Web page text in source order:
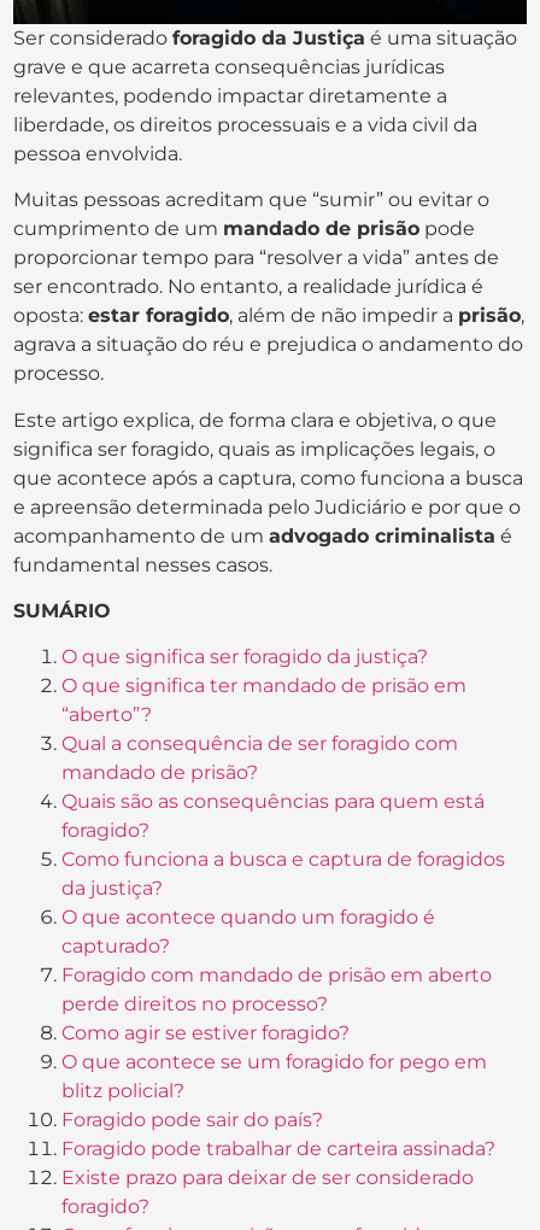
Ser consideradoforagido da Justiça é uma situação
grave e que acarreta consequências jurídicas
relevantes, podendo impactar diretamente a
liberdade, os direitos processuais e a vida civil da
pessoa envolvida.
Muitas pessoas acreditam que “sumir” ou evitar o
cumprimento de um mandado de prisão pode
proporcionar tempo para “resolver a vida” antes de
ser encontrado. No entanto, a realidade jurídica é
oposta:estar foragido, além de não impedir a prisão,
agrava a situação do réu e prejudica o andamento do
processo.
Este artigo explica, de forma clara e objetiva, o que
significa ser foragido, quais as implicações legais, o
que acontece após a captura, como funciona a busca
e apreensão determinada pelo Judiciário e por que o
acompanhamento de umadvogado criminalista é
fundamental nesses casos.
SUMÁRIO
O que significa ser foragido da justiça?
O que significa ter mandado de prisão em
“aberto”?
Qual a consequência de ser foragido com
mandado de prisão?
Quais são as consequências para quem está
foragido?
Como funciona a busca e captura de foragidos
da justiça?
O que acontece quando um foragido é
capturado?
Foragido com mandado de prisão em aberto
perde direitos no processo?
Como agir se estiver foragido?
O que acontece se um foragido for pego em
blitz policial?
Foragido pode sair do país?
Foragido pode trabalhar de carteira assinada?
Existe prazo para deixar de ser considerado
foragido?